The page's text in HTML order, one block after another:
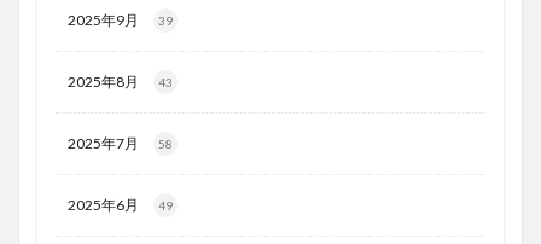
2025年9月 39
2025年8月 43
2025年7月 58
2025年6月 49